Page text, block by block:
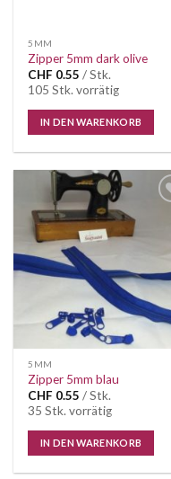
5MM
Zipper 5mm dark olive
CHF 0.55 / Stk.
105 Stk. vorrätig
IN DEN WARENKORB
5MM
Zipper 5mm blau
CHF 0.55 / Stk.
35 Stk. vorrätig
IN DEN WARENKORB